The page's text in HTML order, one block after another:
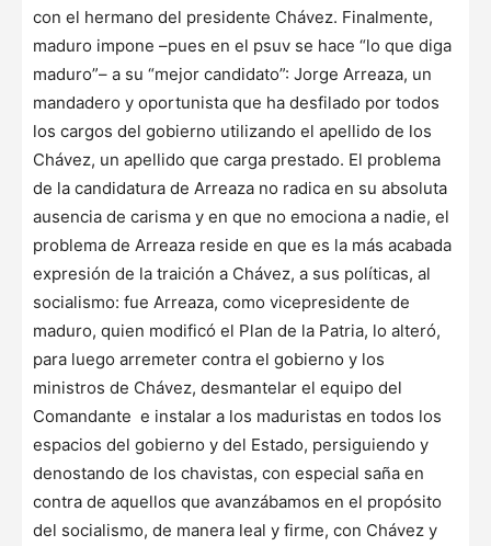
con el hermano del presidente Chávez. Finalmente,
maduro impone –pues en el psuv se hace “lo que diga
maduro”– a su “mejor candidato”: Jorge Arreaza, un
mandadero y oportunista que ha desfilado por todos
los cargos del gobierno utilizando el apellido de los
Chávez, un apellido que carga prestado. El problema
de la candidatura de Arreaza no radica en su absoluta
ausencia de carisma y en que no emociona a nadie, el
problema de Arreaza reside en que es la más acabada
expresión de la traición a Chávez, a sus políticas, al
socialismo: fue Arreaza, como vicepresidente de
maduro, quien modificó el Plan de la Patria, lo alteró,
para luego arremeter contra el gobierno y los
ministros de Chávez, desmantelar el equipo del
Comandante e instalar a los maduristas en todos los
espacios del gobierno y del Estado, persiguiendo y
denostando de los chavistas, con especial saña en
contra de aquellos que avanzábamos en el propósito
del socialismo, de manera leal y firme, con Chávez y